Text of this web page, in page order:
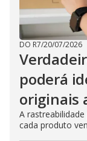
DO R7/20/07/2026
poderá
originais
A
cada produto